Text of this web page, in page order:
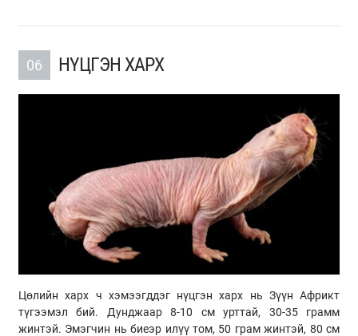
06 НҮЦГЭН ХАРХ
Цөлийн харх ч хэмээгддэг нүцгэн харх нь Зүүн Африкт
түгээмэл бий. Дунджаар 8-10 см урттай, 30-35 грамм
жинтэй. Эмэгчин нь биеэр илүү том, 50 грам жинтэй, 80 см